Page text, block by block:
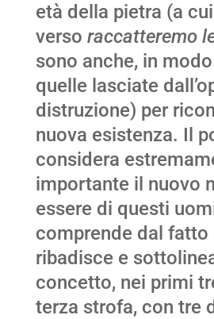
età della pietra (a
verso raccatteremo
sono anche, in
quelle lasciate
distruzione) per
nuova esistenza. Il
considera
importante il nuovo
essere di questi
comprende dal fatto
ribadisce e
concetto, nei primi
terza strofa, con tre